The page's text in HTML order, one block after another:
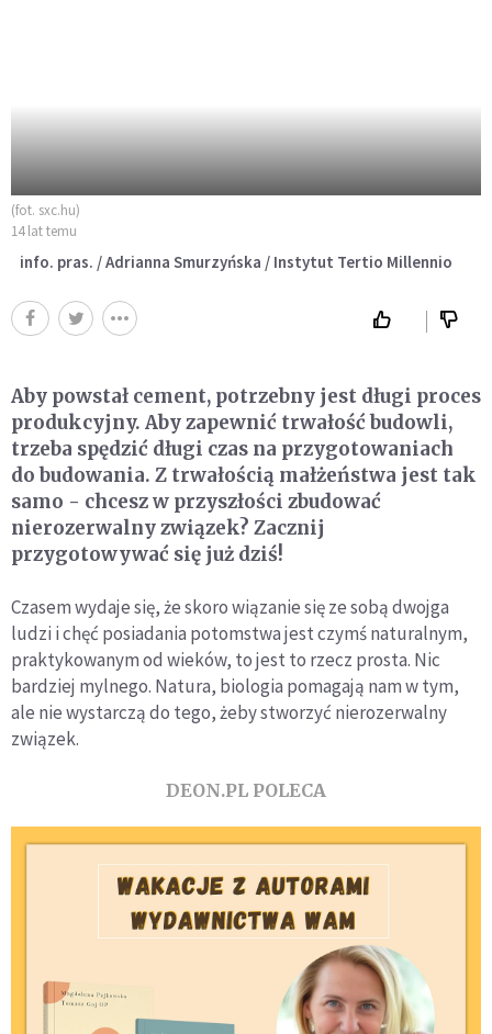
(fot. sxc.hu)
14 lat temu
info. pras. / Adrianna Smurzyńska / Instytut Tertio Millennio
Aby powstał cement, potrzebny jest długi proces
produkcyjny. Aby zapewnić trwałość budowli,
trzeba spędzić długi czas na przygotowaniach
do budowania. Z trwałością małżeństwa jest tak
samo - chcesz w przyszłości zbudować
nierozerwalny związek? Zacznij
przygotowywać się już dziś!
Czasem wydaje się, że skoro wiązanie się ze sobą dwojga
ludzi i chęć posiadania potomstwa jest czymś naturalnym,
praktykowanym od wieków, to jest to rzecz prosta. Nic
bardziej mylnego. Natura, biologia pomagają nam w tym,
ale nie wystarczą do tego, żeby stworzyć nierozerwalny
związek.
DEON.PL POLECA